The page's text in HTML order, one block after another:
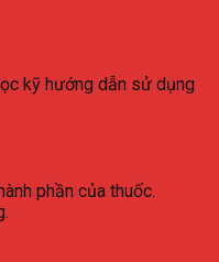
kỹ hướng dẫn sử dụng
phần của thuốc.